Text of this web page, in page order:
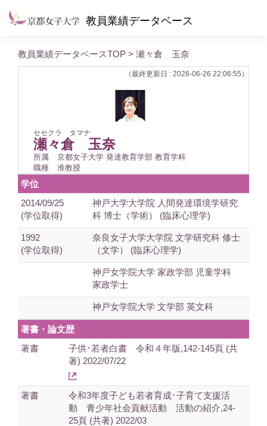
教員業績データベース
教員業績データベースTOP > 瀬々倉 玉奈
（最終更新日 : 2026-06-26 22:06:55）
セセクラ タマナ
瀬々倉 玉奈
所属
京都女子大学 発達教育学部 教育学科
職種
准教授
学位
2014/09/25
(学位取得)
神戸大学大学院 人間発達環境学研究
科 博士（学術） (臨床心理学)
1992
(学位取得)
奈良女子大学大学院 文学研究科 修士
（文学） (臨床心理学)
神戸女学院大学 家政学部 児童学科
家政学士
神戸女学院大学 文学部 英文科
著書・論文歴
著書
子供･若者白書 令和４年版,142-145頁 (共
著) 2022/07/22
著書
令和3年度子ども若者育成･子育て支援活
動 青少年社会貢献活動 活動の紹介,24-
25頁 (共著) 2022/03